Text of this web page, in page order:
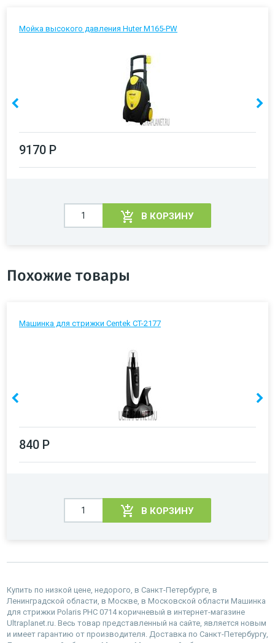
Мойка высокого давления Huter M165-PW
9170 Р
В КОРЗИНУ
Похожие товары
Машинка для стрижки Centek CT-2177
840 Р
В КОРЗИНУ
Купить по низкой цене, недорого, в Санкт-Петербурге, в
Ленинградской области, в Москве, в Московской области Машинка
для стрижки Polaris PHC 0714 коричневый в интернет-магазине
Ultraplanet.ru. Весь товар представленный на сайте, является новым
и имеет гарантию от производителя. Доставка по Санкт-Петербургу,